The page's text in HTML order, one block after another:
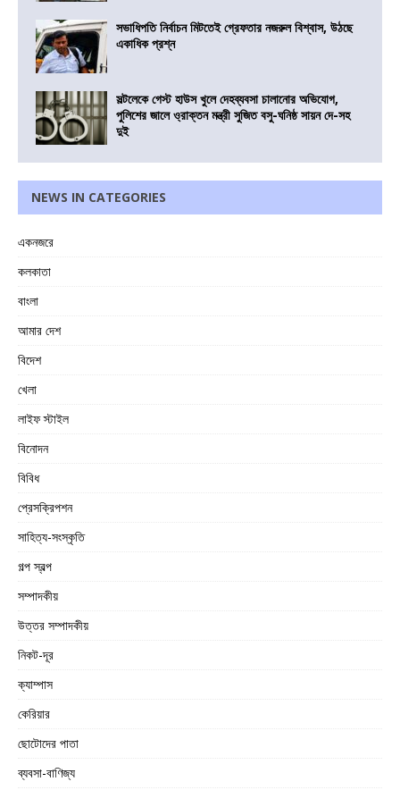
সভাধিপতি নির্বাচন মিটতেই গ্রেফতার নজরুল বিশ্বাস, উঠছে
একাধিক প্রশ্ন
সল্টলেকে গেস্ট হাউস খুলে দেহব্যবসা চালানোর অভিযোগ,
পুলিশের জালে ও্রাক্তন মন্ত্রী সুজিত বসু-ঘনিষ্ঠ সায়ন দে-সহ
দুই
NEWS IN CATEGORIES
একনজরে
কলকাতা
বাংলা
আমার দেশ
বিদেশ
খেলা
লাইফ স্টাইল
বিনোদন
বিবিধ
প্রেসক্রিপশন
সাহিত্য-সংস্কৃতি
গল্প স্বল্প
সম্পাদকীয়
উত্তর সম্পাদকীয়
নিকট-দূর
ক্যাম্পাস
কেরিয়ার
ছোটোদের পাতা
ব্যবসা-বাণিজ্য